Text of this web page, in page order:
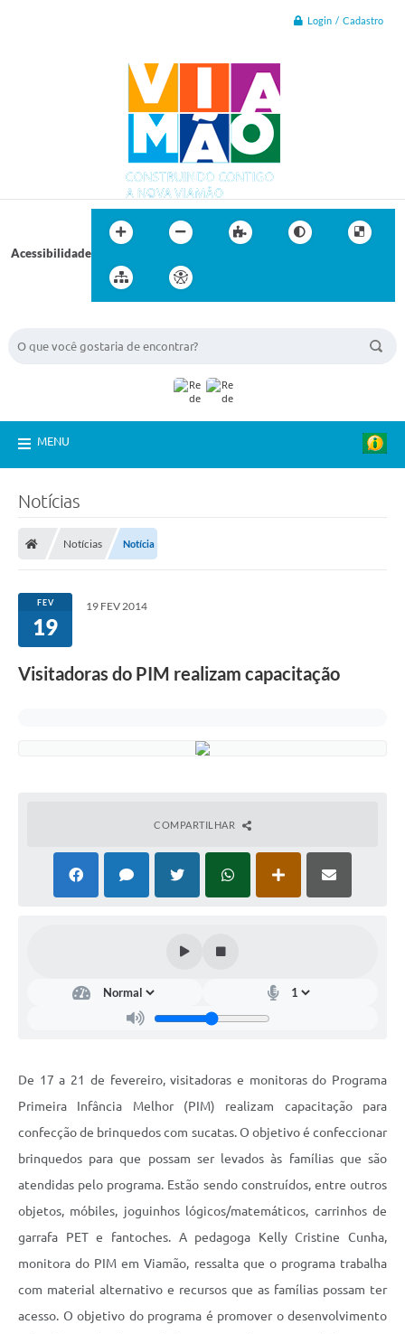
Login / Cadastro
Acessibilidade
MENU
Notícias
Notícias Notícia
FEV
19
19 FEV 2014
Visitadoras do PIM realizam capacitação
COMPARTILHAR
De 17 a 21 de fevereiro, visitadoras e monitoras do Programa
Primeira Infância Melhor (PIM) realizam capacitação para
confecção de brinquedos com sucatas. O objetivo é confeccionar
brinquedos para que possam ser levados às famílias que são
atendidas pelo programa. Estão sendo construídos, entre outros
objetos, móbiles, joguinhos lógicos/matemáticos, carrinhos de
garrafa PET e fantoches. A pedagoga Kelly Cristine Cunha,
monitora do PIM em Viamão, ressalta que o programa trabalha
com material alternativo e recursos que as famílias possam ter
acesso. O objetivo do programa é promover o desenvolvimento